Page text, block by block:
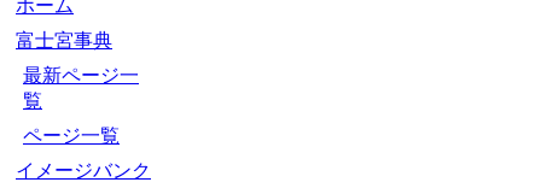
ホーム
富士宮事典
最新ページ一
覧
ページ一覧
イメージバンク